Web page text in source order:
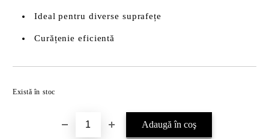
Ideal pentru diverse suprafețe
Curățenie eficientă
Există în stoc